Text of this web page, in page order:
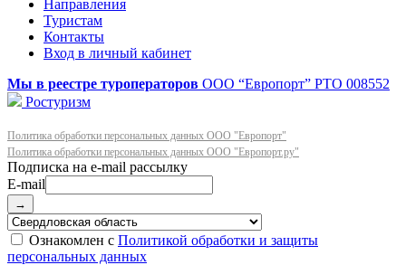
Направления
Туристам
Контакты
Вход в личный кабинет
Мы в реестре туроператоров ООО “Европорт” РТО 008552
Ростуризм
Политика обработки персональных данных ООО "Европорт"
Политика обработки персональных данных ООО "Европорт.ру"
E-mail
→
Ознакомлен с Политикой обработки и защиты
персональных данных